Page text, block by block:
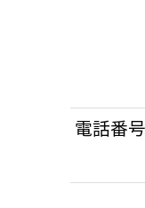
電話番号